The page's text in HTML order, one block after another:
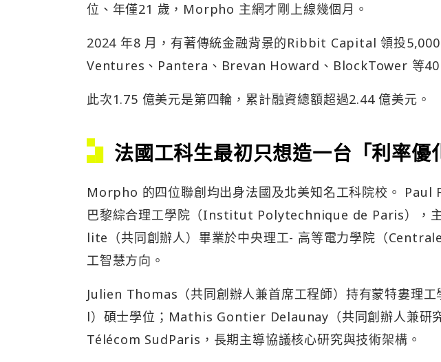
位、年僅21 歲，Morpho 主網才剛上線幾個月。
2024 年8 月，有著傳統金融背景的Ribbit Capital 領投
Ventures、Pantera、Brevan Howard、BlockTower 等40
此次1.75 億美元是第四輪，累計融資總額超過2.44 億美元。
法國工科生最初只想造一台「利率優
Morpho 的四位聯創均出身法國及北美知名工科院校。 Paul
巴黎綜合理工學院（Institut Polytechnique de Paris），
lite（共同創辦人）畢業於中央理工- 高等電力學院（
工智慧方向。
Julien Thomas（共同創辦人兼首席工程師）持有蒙特婁理
l）碩士學位；Mathis Gontier Delaunay（共同創辦人兼研
Télécom SudParis，長期主導協議核心研究與技術架構。